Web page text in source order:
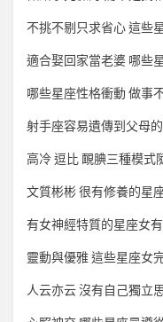
不挑不剔只求省心 這些
適合娶回家當老婆 哪些
哪些星座性格衝動 做事
射手座容易遺傳到父母
高冷 逗比 靦腆三種模式
文質彬彬 很有修養的星
有女神經特質的星座女
靈動與優雅 這些星座女
人云亦云 沒有自己獨立